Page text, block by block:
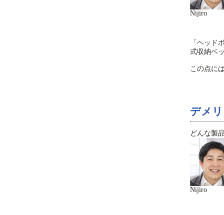
Nijiro
「ヘッド
式収納ベ
この点に
デメ
どんな製
Nijiro